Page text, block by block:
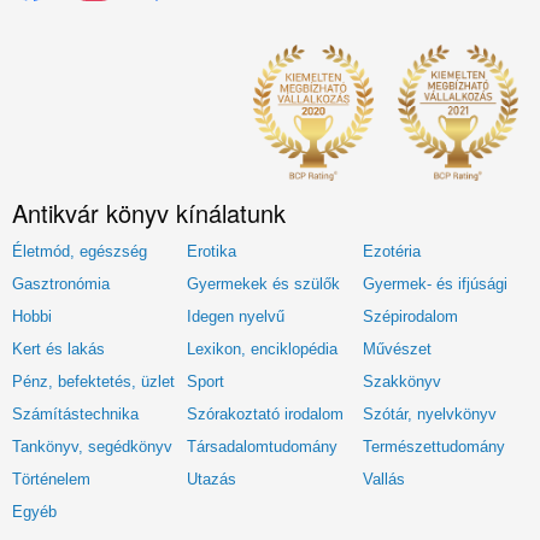
Antikvár könyv kínálatunk
Életmód, egészség Erotika
Ezotéria
Gasztronómia
Gyermekek és szülők
Gyermek- és ifjúsági
Hobbi
Idegen nyelvű
Szépirodalom
Kert és lakás
Lexikon, enciklopédia
Művészet
Pénz, befektetés, üzlet
Sport
Szakkönyv
Számítástechnika
Szórakoztató irodalom
Szótár, nyelvkönyv
Tankönyv, segédkönyv
Társadalomtudomány
Természettudomány
Történelem
Utazás
Vallás
Egyéb